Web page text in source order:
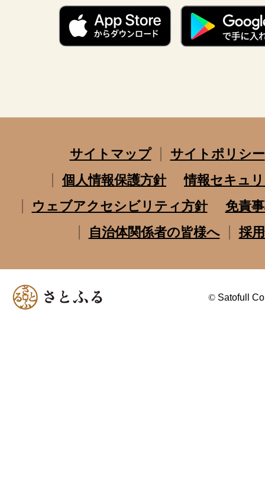
サイトマップ
サイトポリシー
個人情報保護方針
情報セキュ
ウェブアクセシビリティ方針
免責
自治体関係者の皆様へ
採
© Satofull